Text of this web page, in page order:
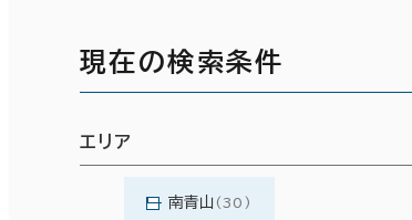
現在の検索条件
エリア
南青山 (30)